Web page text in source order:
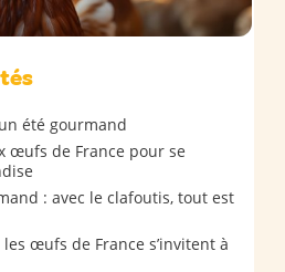
été gourmand
œufs de France pour se
: avec le clafoutis, tout est
œufs de France s’invitent à